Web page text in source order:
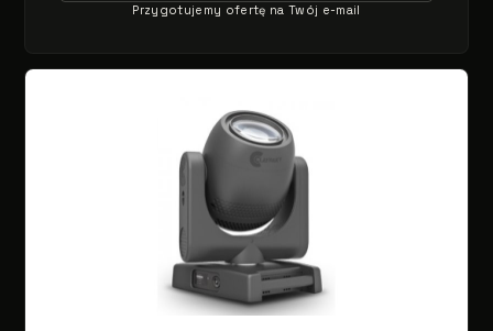
Przygotujemy ofertę na Twój e-mail